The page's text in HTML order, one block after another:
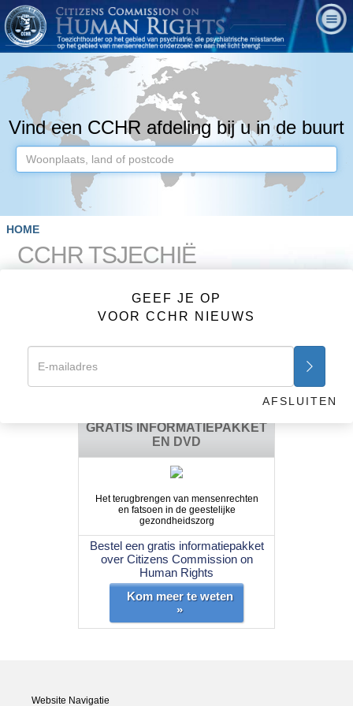
Vind een CCHR afdeling bij u in de buurt
HOME
CCHR TSJECHIË
Telefoon: 420-608 422-322
E-mail: lidskaprava@cchr.cz
GRATIS INFORMATIEPAKKET
EN DVD
Het terugbrengen van mensenrechten
en fatsoen in de geestelijke
gezondheidszorg
Bestel een gratis informatiepakket
over Citizens Commission on
Human Rights
Kom meer te weten
»
Website Navigatie
GEEF JE OP
VOOR CCHR NIEUWS
AFSLUITEN